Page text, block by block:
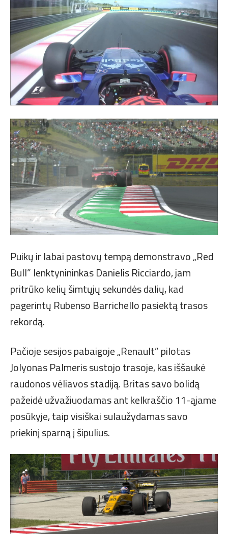
Puikų ir labai pastovų tempą demonstravo „Red
Bull” lenktynininkas Danielis Ricciardo, jam
pritrūko kelių šimtųjų sekundės dalių, kad
pagerintų Rubenso Barrichello pasiektą trasos
rekordą.
Pačioje sesijos pabaigoje „Renault” pilotas
Jolyonas Palmeris sustojo trasoje, kas iššaukė
raudonos vėliavos stadiją. Britas savo bolidą
pažeidė užvažiuodamas ant kelkraščio 11-ąjame
posūkyje, taip visiškai sulaužydamas savo
priekinį sparną į šipulius.